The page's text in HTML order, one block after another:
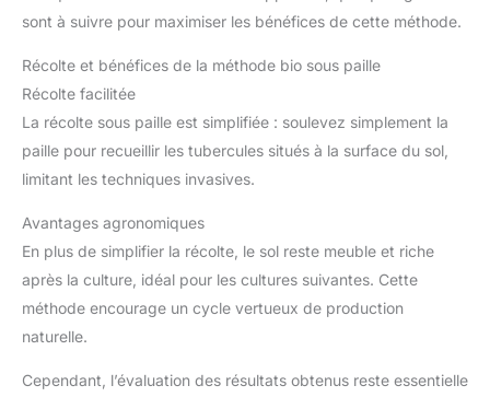
sont à suivre pour maximiser les bénéfices de cette méthode.
Récolte et bénéfices de la méthode bio sous paille
Récolte facilitée
La récolte sous paille est simplifiée : soulevez simplement la
paille pour recueillir les tubercules situés à la surface du sol,
limitant les techniques invasives.
Avantages agronomiques
En plus de simplifier la récolte, le sol reste meuble et riche
après la culture, idéal pour les cultures suivantes. Cette
méthode encourage un cycle vertueux de production
naturelle.
Cependant, l’évaluation des résultats obtenus reste essentielle